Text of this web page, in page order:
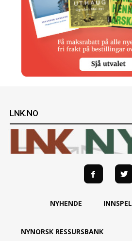
LNK.NO
NYHENDE INNSPEL
NYNORSK RESSURSBANK